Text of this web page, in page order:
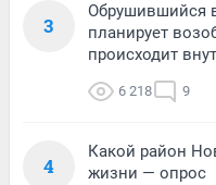
3
Обрушившийся
планирует
происходит
6 218 9
4
Какой район
жизни — опрос